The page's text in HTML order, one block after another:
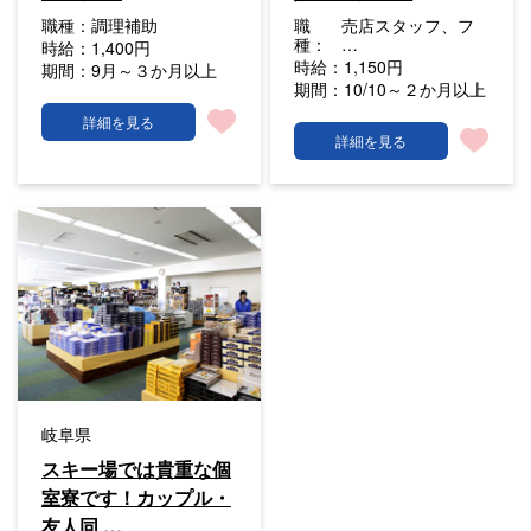
職種： 調理補助
時給： 1,400円
期間： 9月～３か月以上
詳細を見る
職
種：
売店スタッフ、フ
…
時給： 1,150円
期間： 10/10～２か月以上
詳細を見る
岐阜県
スキー場では貴重な個
室寮です！カップル・
友人同 …